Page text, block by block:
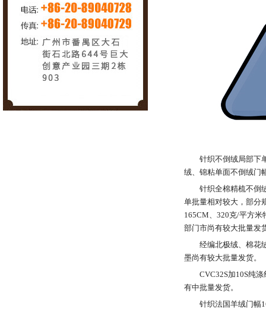
针织不倒绒局部下
绒、锦粘单面不倒绒门
针织全棉精梳不倒
单批量相对较大，部分
165CM、320克/平方
部门市尚有较大批量发
经编北极绒、棉花
墨尚有较大批量发货。
CVC32S加10S纯
有中批量发货。
针织法国羊绒门幅